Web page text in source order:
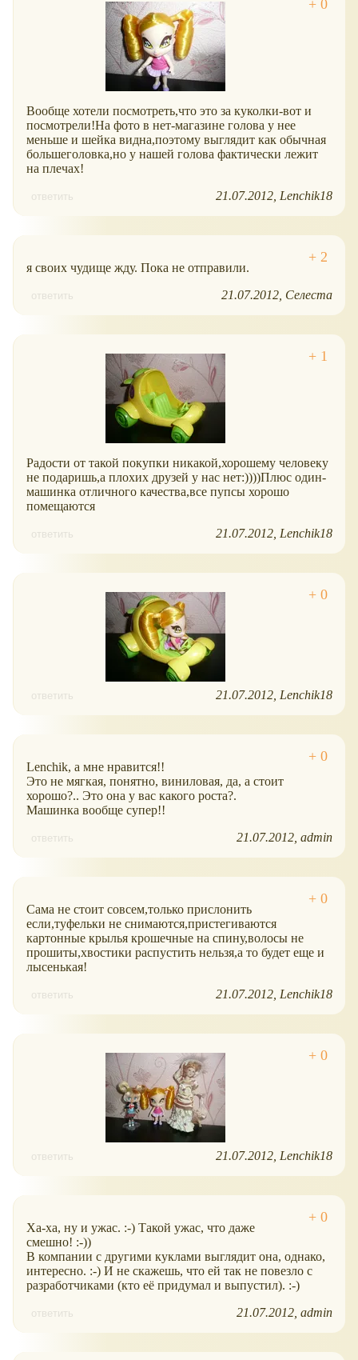
Вообще хотели посмотреть,что это за куколки-вот и
посмотрели!На фото в нет-магазине голова у нее
меньше и шейка видна,поэтому выглядит как обычная
большеголовка,но у нашей голова фактически лежит
на плечах!
ответить 21.07.2012 Lenchik18
я своих чудище жду. Пока не отправили.
ответить 21.07.2012 Селеста
Радости от такой покупки никакой,хорошему человеку
не подаришь,а плохих друзей у нас нет:))))Плюс один-
машинка отличного качества,все пупсы хорошо
помещаются
ответить 21.07.2012 Lenchik18
ответить 21.07.2012 Lenchik18
Lenchik, а мне нравится!!
Это не мягкая, понятно, виниловая, да, а стоит
хорошо?.. Это она у вас какого роста?.
Машинка вообще супер!!
ответить 21.07.2012 admin
Сама не стоит совсем,только прислонить
если,туфельки не снимаются,пристегиваются
картонные крылья крошечные на спину,волосы не
прошиты,хвостики распустить нельзя,а то будет еще и
лысенькая!
ответить 21.07.2012 Lenchik18
ответить 21.07.2012 Lenchik18
Ха-ха, ну и ужас. :-) Такой ужас, что даже
смешно! :-))
В компании с другими куклами выглядит она, однако,
интересно. :-) И не скажешь, что ей так не повезло с
разработчиками (кто её придумал и выпустил). :-)
ответить 21.07.2012 admin